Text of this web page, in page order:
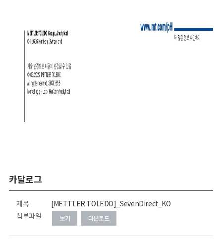
카달로그
제목
[METTLER TOLEDO]_SevenDirect_KO
첨부파일
보기 다운로드